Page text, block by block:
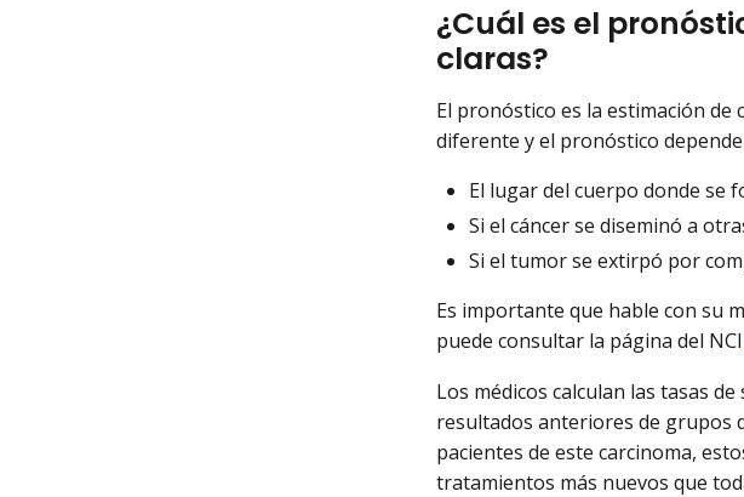
¿Cuál es el
claras?
El pronóstico es la estimación de
diferente y el pronóstico
El lugar del cuerpo donde se
Si el cáncer se diseminó a
Si el tumor se extirpó por
Es importante que hable con su
puede consultar la página del NCI
Los médicos calculan las tasas
resultados anteriores de grupos
pacientes de este carcinoma,
tratamientos más nuevos que